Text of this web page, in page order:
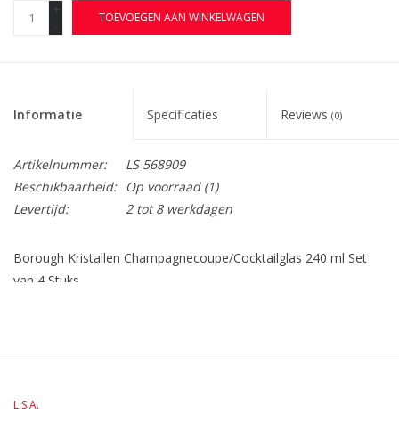
+
-
TOEVOEGEN AAN WINKELWAGEN
Informatie Specificaties Reviews (0)
Artikelnummer:
LS 568909
Beschikbaarheid:
Op voorraad(1)
Levertijd:
2 tot 8 werkdagen
Borough Kristallen Champagnecoupe/Cocktailglas 240 ml Set
van 4 Stuks
gemaakt met een verfijnde esthetische en onderscheidende
L.S.A.